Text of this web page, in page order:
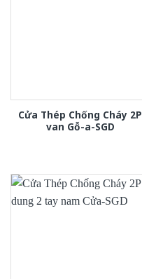
Cửa Thép Chống Cháy 2P
van Gỗ-a-SGD